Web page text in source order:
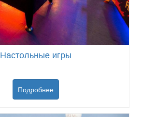
Настольные игры
Подробнее